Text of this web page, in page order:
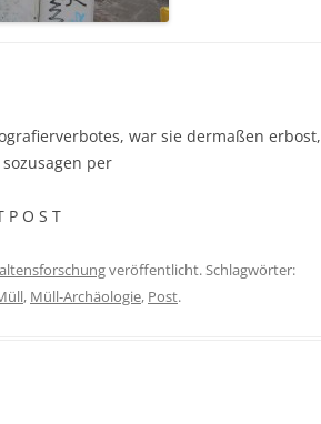
war sie dermaßen erbost,
per
P O S T
veröffentlicht. Schlagwörter:
, Müll-Archäologie, Post.